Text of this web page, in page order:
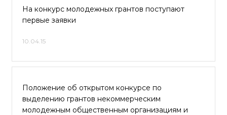
На конкурс молодежных грантов поступают
первые заявки
10.04.15
Положение об открытом конкурсе по
выделению грантов некоммерческим
молодежным общественным организациям и